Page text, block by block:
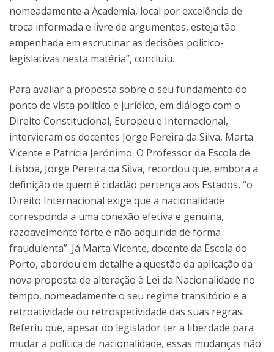
nomeadamente a Academia, local por excelência de
troca informada e livre de argumentos, esteja tão
empenhada em escrutinar as decisões politico-
legislativas nesta matéria”, concluiu.
Para avaliar a proposta sobre o seu fundamento do
ponto de vista político e jurídico, em diálogo com o
Direito Constitucional, Europeu e Internacional,
intervieram os docentes Jorge Pereira da Silva, Marta
Vicente e Patrícia Jerónimo. O Professor da Escola de
Lisboa, Jorge Pereira da Silva, recordou que, embora a
definição de quem é cidadão pertença aos Estados, “o
Direito Internacional exige que a nacionalidade
corresponda a uma conexão efetiva e genuína,
razoavelmente forte e não adquirida de forma
fraudulenta”. Já Marta Vicente, docente da Escola do
Porto, abordou em detalhe a questão da aplicação da
nova proposta de alteração à Lei da Nacionalidade no
tempo, nomeadamente o seu regime transitório e a
retroatividade ou retrospetividade das suas regras.
Referiu que, apesar do legislador ter a liberdade para
mudar a política de nacionalidade, essas mudanças não